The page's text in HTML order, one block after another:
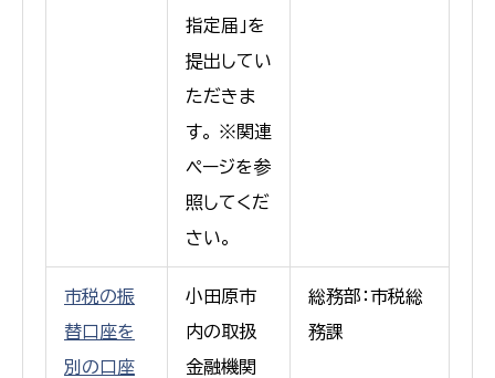
指定届」を
提出してい
ただきま
す。 ※関連
ページを参
照してくだ
さい。
市税の振
替口座を
別の口座
小田原市
内の取扱
金融機関
総務部：市税総
務課